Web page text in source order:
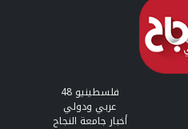
فلسطينيو 48
عربي ودولي
أخبار جامعة النجاح